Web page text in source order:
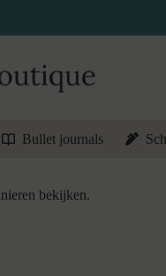
Bullet journals
bekijken.